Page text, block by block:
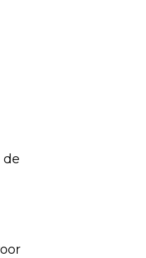
de